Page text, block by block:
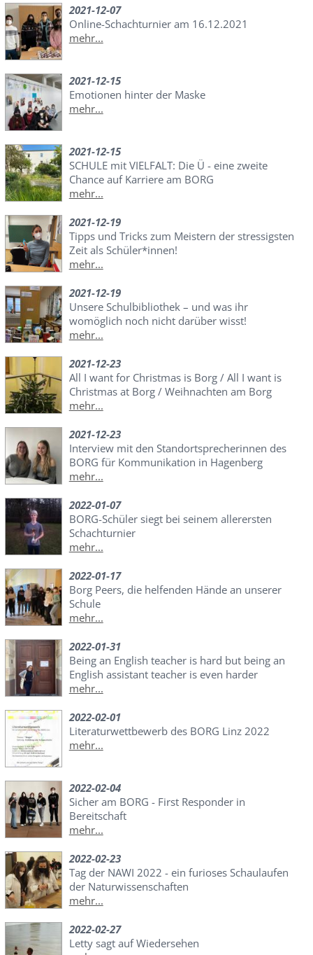
2021-12-07
Online-Schachturnier am 16.12.2021
mehr...
2021-12-15
Emotionen hinter der Maske
mehr...
2021-12-15
SCHULE mit VIELFALT: Die Ü - eine zweite
Chance auf Karriere am BORG
mehr...
2021-12-19
Tipps und Tricks zum Meistern der stressigsten
Zeit als Schüler*innen!
mehr...
2021-12-19
Unsere Schulbibliothek – und was ihr
womöglich noch nicht darüber wisst!
mehr...
2021-12-23
All I want for Christmas is Borg / All I want is
Christmas at Borg / Weihnachten am Borg
mehr...
2021-12-23
Interview mit den Standortsprecherinnen des
BORG für Kommunikation in Hagenberg
mehr...
2022-01-07
BORG-Schüler siegt bei seinem allerersten
Schachturnier
mehr...
2022-01-17
Borg Peers, die helfenden Hände an unserer
Schule
mehr...
2022-01-31
Being an English teacher is hard but being an
English assistant teacher is even harder
mehr...
2022-02-01
Literaturwettbewerb des BORG Linz 2022
mehr...
2022-02-04
Sicher am BORG - First Responder in
Bereitschaft
mehr...
2022-02-23
Tag der NAWI 2022 - ein furioses Schaulaufen
der Naturwissenschaften
mehr...
2022-02-27
Letty sagt auf Wiedersehen